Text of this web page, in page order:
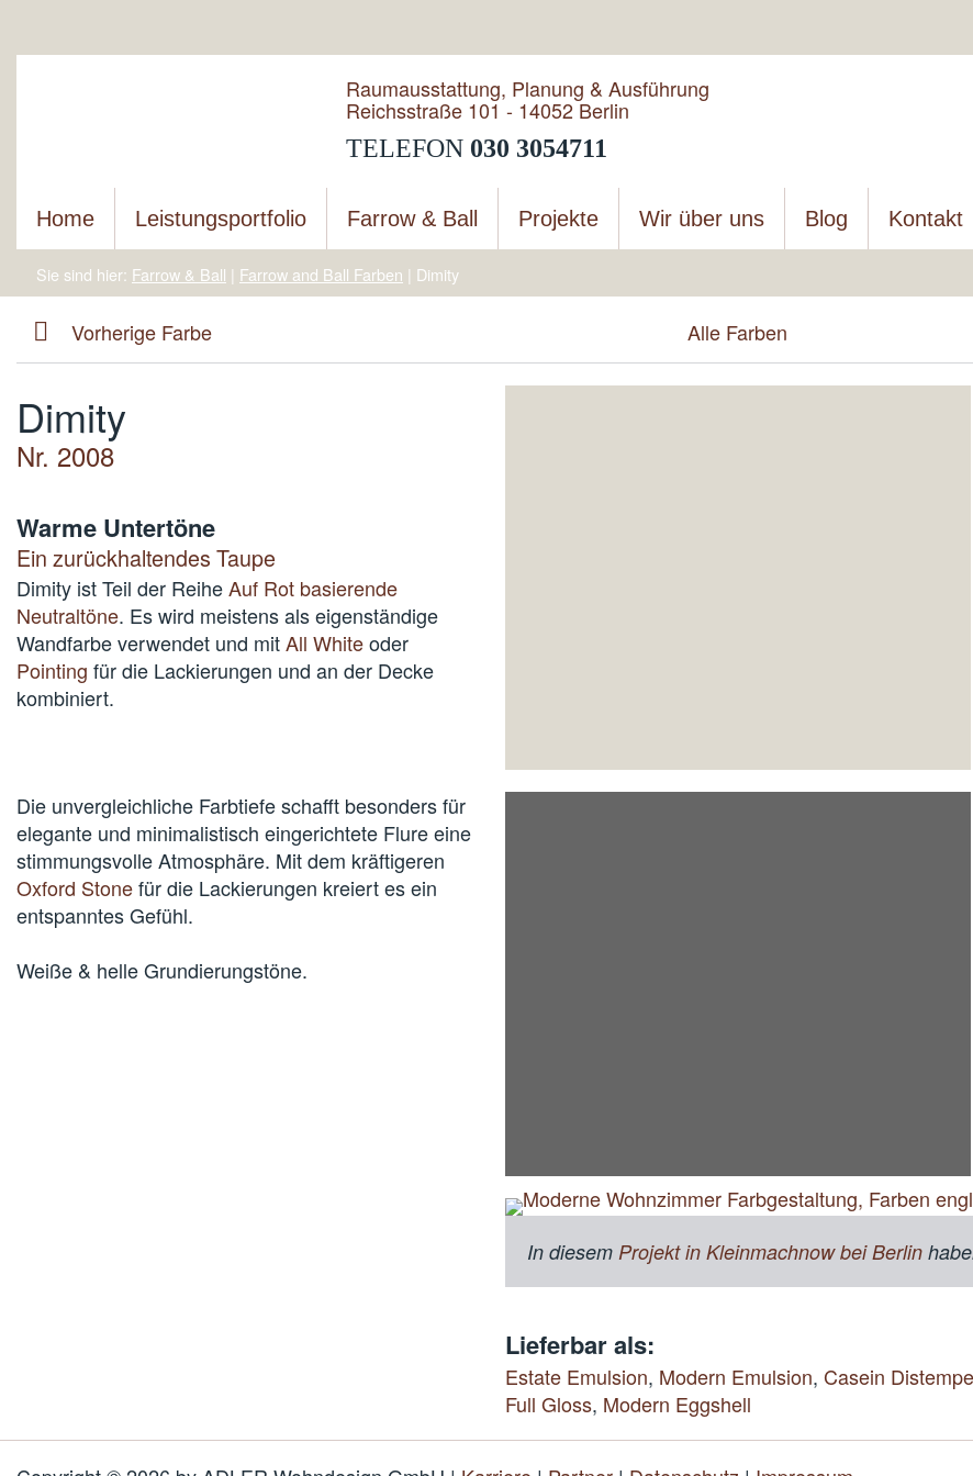
Raumausstattung, Planung & Ausführung
Reichsstraße 101 - 14052 Berlin
TELEFON 030 3054711
Home Leistungsportfolio Farrow & Ball Projekte Wir über uns Blog Kontakt
Sie sind hier: Farrow & Ball | Farrow and Ball Farben | Dimity
Vorherige Farbe Alle Farben
Dimity
Nr. 2008
Warme Untertöne
Ein zurückhaltendes Taupe
Dimity ist Teil der ReiheAuf Rot basierende
Neutraltöne. Es wird meistens als eigenständige
Wandfarbe verwendet und mitAll Whiteoder
Pointing für die Lackierungen und an der Decke
kombiniert.
Die unvergleichliche Farbtiefe schafft besonders für
elegante und minimalistisch eingerichtete Flure eine
stimmungsvolle Atmosphäre. Mit dem kräftigeren
Oxford Stonefür die Lackierungen kreiert es ein
entspanntes Gefühl.
Weiße & helle Grundierungstöne.
In diesem Projekt in Kleinmachnow bei Berlin
Lieferbar als:
Estate Emulsion, Modern Emulsion, Casein
Full Gloss, Modern Eggshell